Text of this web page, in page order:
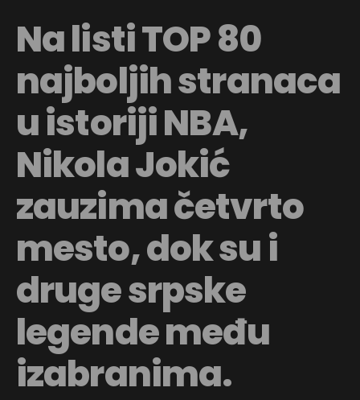
Na listi TOP 80
najboljih stranaca
u istoriji NBA,
Nikola Jokić
zauzima četvrto
mesto, dok su i
druge srpske
legende među
izabranima.